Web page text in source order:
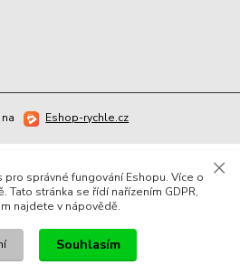
Eshop-rychle.cz
správné fungování Eshopu. Více o
Tato stránka se řídí nařízením GDPR,
najdete v nápovědě.
Souhlasím